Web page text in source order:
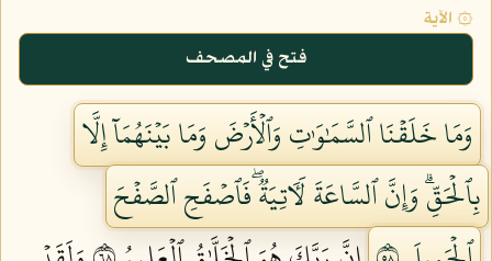
۞ الآية
فتح في المصحف
وَمَا خَلَقۡنَا ٱلسَّمَٰوَٰتِ وَٱلۡأَرۡضَ وَمَا بَيۡنَهُمَآ إِلَّا
بِٱلۡحَقِّۗ وَإِنَّ ٱلسَّاعَةَ لَأٓتِيَةٞۖ فَٱصۡفَحِ ٱلصَّفۡحَ